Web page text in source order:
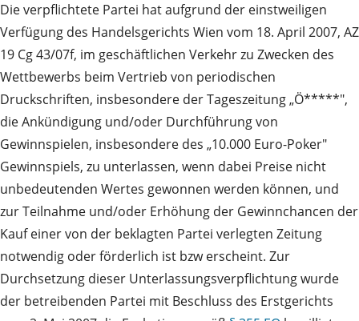
Die verpflichtete Partei hat aufgrund der einstweiligen
Verfügung des Handelsgerichts Wien vom 18. April 2007, AZ
19 Cg 43/07f, im geschäftlichen Verkehr zu Zwecken des
Wettbewerbs beim Vertrieb von periodischen
Druckschriften, insbesondere der Tageszeitung „Ö*****",
die Ankündigung und/oder Durchführung von
Gewinnspielen, insbesondere des „10.000 Euro-Poker"
Gewinnspiels, zu unterlassen, wenn dabei Preise nicht
unbedeutenden Wertes gewonnen werden können, und
zur Teilnahme und/oder Erhöhung der Gewinnchancen der
Kauf einer von der beklagten Partei verlegten Zeitung
notwendig oder förderlich ist bzw erscheint. Zur
Durchsetzung dieser Unterlassungsverpflichtung wurde
der betreibenden Partei mit Beschluss des Erstgerichts